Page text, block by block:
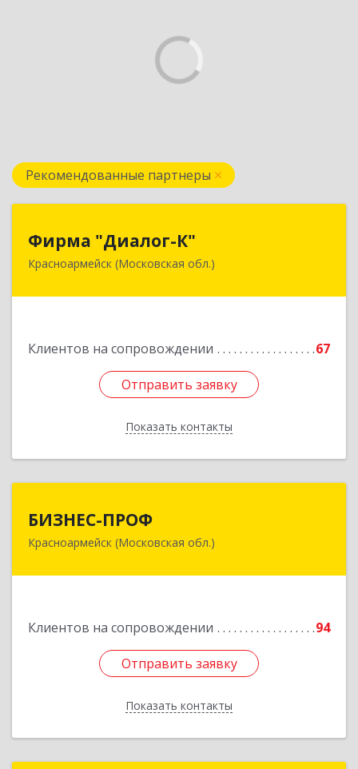
Рекомендованные партнеры
Фирма "Диалог-К"
Красноармейск (Московская обл.)
Клиентов на сопровождении 67
Отправить заявку
Показать контакты
141292, Московская обл, Красноармейск г,
Отправить заявку
Назад
БИЗНЕС-ПРОФ
Красноармейск (Московская обл.)
Клиентов на сопровождении 94
Отправить заявку
Показать контакты
141290, Московская обл, Красноармейск г,
Отправить заявку
Назад